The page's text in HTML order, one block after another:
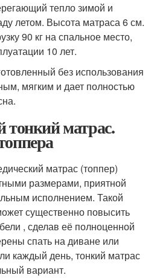
тепло зимой и
летом. Высота матраса 6 см.
90 кг на спальное место,
10 лет.
без использования
мягким и дает полностью
тонкий матрас.
матрас (топпер)
размерами, приятной
исполнением. Такой
существенно повысить
, сделав её полноценной
спать на диване или
каждый день, тонкий матрас
вариант.